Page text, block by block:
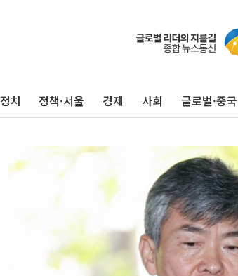
정치 정책·서울 경제 사회 글로벌·중국